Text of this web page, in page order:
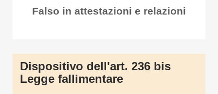
Falso in attestazioni e relazioni
Dispositivo dell'art. 236 bis
Legge fallimentare